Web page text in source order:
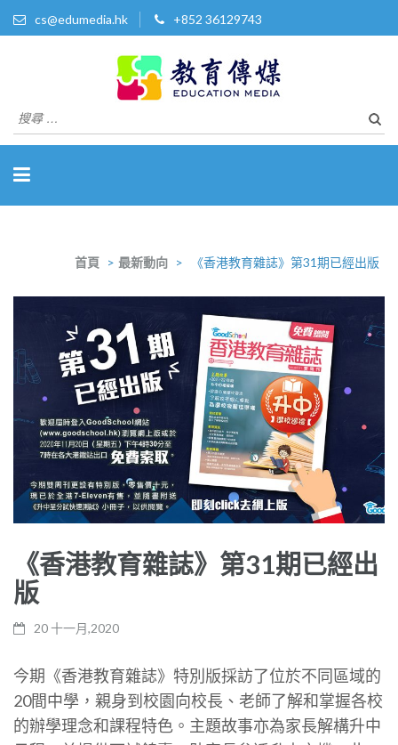
cs@edumedia.hk +852 36129743
教育傳媒集團有限公司
搜
尋
首頁 > 最新動向 > 《香港教育雜誌》第31期已經出版
《香港教育雜誌》第31期已經出
版
20 十一月,2020
今期《香港教育雜誌》特別版採訪了位於不同區域的
20間中學，親身到校園向校長、老師了解和掌握各校
的辦學理念和課程特色。主題故事亦為家長解構升中